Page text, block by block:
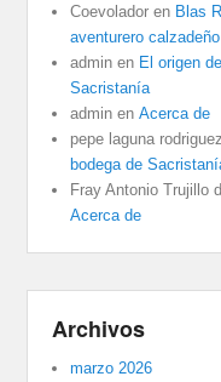
Coevolador en Blas
aventurero
admin en El origen
Sacristanía
admin enAcerca de
pepe laguna rodriguez
bodega de
Fray Antonio Trujillo
Acerca de
Archivos
marzo 2026